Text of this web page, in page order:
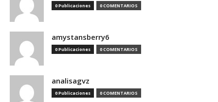
0 Publicaciones 0 COMENTARIOS
amystansberry6
0 Publicaciones 0 COMENTARIOS
analisagvz
0 Publicaciones 0 COMENTARIOS